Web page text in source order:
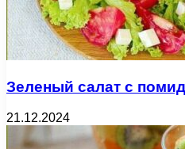
Зеленый салат с
21.12.2024